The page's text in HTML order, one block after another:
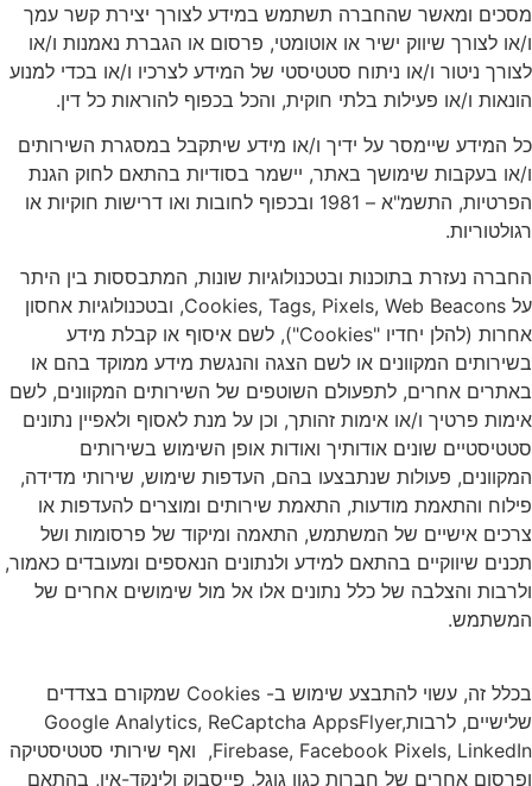
מסכים ומאשר שהחברה תשתמש במידע לצורך יצירת קשר עמך
ו/או לצורך שיווק ישיר או אוטומטי, פרסום או הגברת נאמנות ו/או
לצורך ניטור ו/או ניתוח סטטיסטי של המידע לצרכיו ו/או בכדי למנוע
הונאות ו/או פעילות בלתי חוקית, והכל בכפוף להוראות כל דין.
כל המידע שיימסר על ידיך ו/או מידע שיתקבל במסגרת השירותים
ו/או בעקבות שימושך באתר, יישמר בסודיות בהתאם לחוק הגנת
הפרטיות, התשמ"א – 1981 ובכפוף לחובות ואו דרישות חוקיות או
רגולטוריות.
החברה נעזרת בתוכנות ובטכנולוגיות שונות, המתבססות בין היתר
על Cookies, Tags, Pixels, Web Beacons, ובטכנולוגיות אחסון
אחרות (להלן יחדיו "Cookies"), לשם איסוף או קבלת מידע
בשירותים המקוונים או לשם הצגה והנגשת מידע ממוקד בהם או
באתרים אחרים, לתפעולם השוטפים של השירותים המקוונים, לשם
אימות פרטיך ו/או אימות זהותך, וכן על מנת לאסוף ולאפיין נתונים
סטטיסטיים שונים אודותיך ואודות אופן השימוש בשירותים
המקוונים, פעולות שנתבצעו בהם, העדפות שימוש, שירותי מדידה,
פילוח והתאמת מודעות, התאמת שירותים ומוצרים להעדפות או
צרכים אישיים של המשתמש, התאמה ומיקוד של פרסומות ושל
תכנים שיווקיים בהתאם למידע ולנתונים הנאספים ומעובדים כאמור,
ולרבות והצלבה של כלל נתונים אלו אל מול שימושים אחרים של
המשתמש.
בכלל זה, עשוי להתבצע שימוש ב- Cookies שמקורם בצדדים
שלישיים, לרבותGoogle Analytics, ReCaptcha AppsFlyer,
Firebase, Facebook Pixels, LinkedIn, ואף שירותי סטטיסטיקה
ופרסום אחרים של חברות כגון גוגל, פייסבוק ולינקד-אין, בהתאם